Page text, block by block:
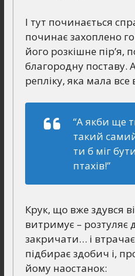
І тут починається
починає захоплено
його розкішне пір’я,
благородну поставу.
репліку, яка мала
“А якби ще
такий
ти б міг
птахів!”
Крук, що вже здувся
витримує – розтуляє
закричати… і
підбирає здобич і,
йому наостанок: